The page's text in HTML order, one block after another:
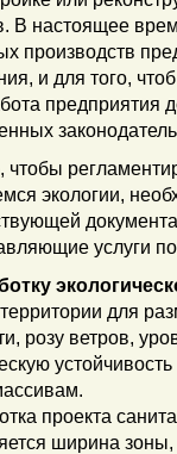
В настоящее
производств
и для того,
предприятия
чтобы
экологии,
услуги
для
розу ветров,
проекта
ширина